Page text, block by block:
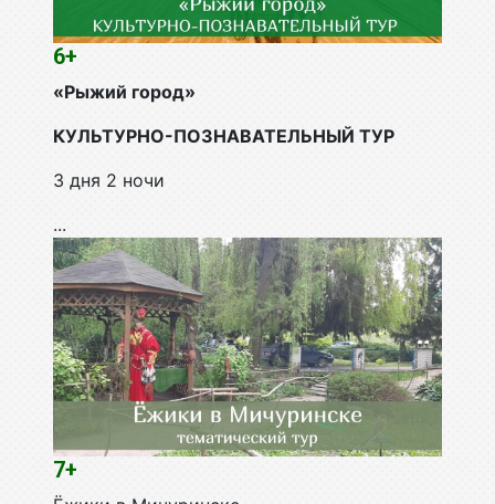
6+
«Рыжий город»
КУЛЬТУРНО-ПОЗНАВАТЕЛЬНЫЙ ТУР
3 дня 2 ночи
...
7+